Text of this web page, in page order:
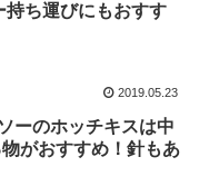
持ち運びにもおすす
2019.05.23
ーのホッチキスは中
がおすすめ！針もあ